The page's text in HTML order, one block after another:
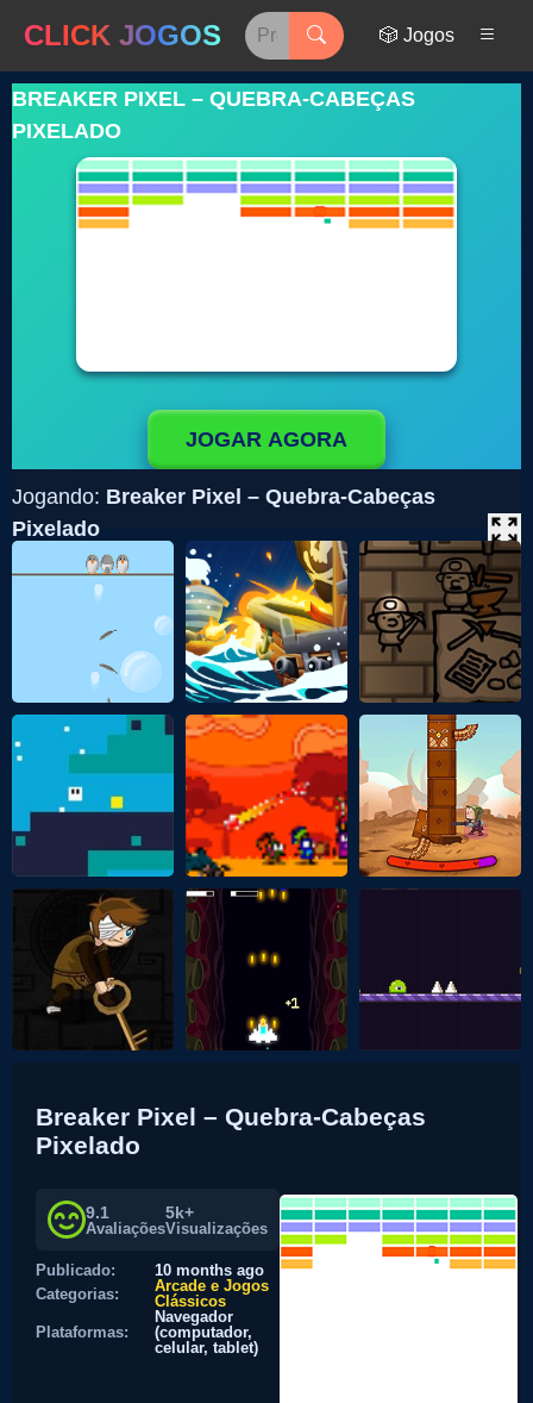
CLICK JOGOS 🎲 Jogos
BREAKER PIXEL – QUEBRA-CABEÇAS
PIXELADO
JOGAR AGORA
Jogando: Breaker Pixel – Quebra-Cabeças
Pixelado
Breaker Pixel – Quebra-Cabeças
Pixelado
9.1
Avaliações
5k+
Visualizações
Publicado:
10 months ago
Categorias:
Arcade e Jogos
Clássicos
Plataformas:
Navegador
(computador,
celular, tablet)